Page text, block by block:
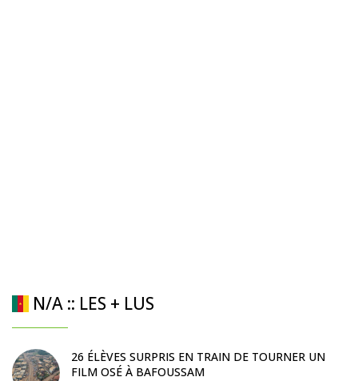
N/A :: LES + LUS
26 ÉLÈVES SURPRIS EN TRAIN DE TOURNER UN
FILM OSÉ À BAFOUSSAM